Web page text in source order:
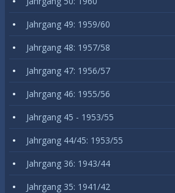
Jahrgang 49: 1959/60
Jahrgang 48: 1957/58
Jahrgang 47: 1956/57
Jahrgang 46: 1955/56
Jahrgang 45 - 1953/55
Jahrgang 44/45: 1953/55
Jahrgang 36: 1943/44
Jahrgang 35: 1941/42